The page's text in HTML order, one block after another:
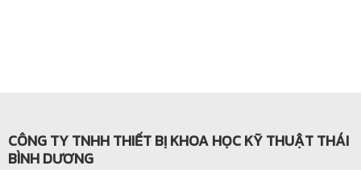
CÔNG TY TNHH THIẾT BỊ KHOA HỌC KỸ THUẬT THÁI
BÌNH DƯƠNG